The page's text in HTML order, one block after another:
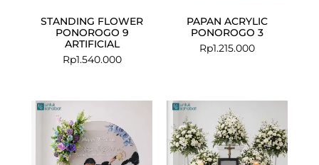
STANDING FLOWER
PONOROGO 9
ARTIFICIAL
Rp1.540.000
PAPAN ACRYLIC
PONOROGO 3
Rp1.215.000